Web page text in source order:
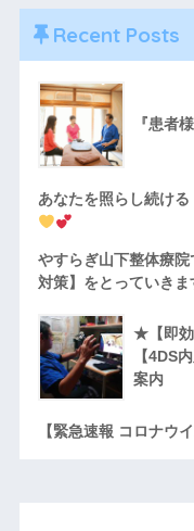
Recent Posts
『患者
あなたを照らし続ける
やすらぎ山下整体療
対策】をとっていきま
★【即効
【4DS
案内
【緊急速報 コロナウ